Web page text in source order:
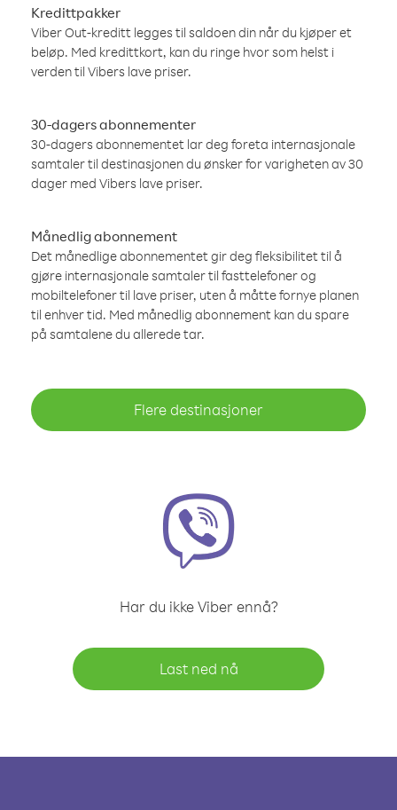
Kredittpakker
Viber Out-kreditt legges til saldoen din når du kjøper et
beløp. Med kredittkort, kan du ringe hvor som helst i
verden til Vibers lave priser.
30-dagers abonnementer
30-dagers abonnementet lar deg foreta internasjonale
samtaler til destinasjonen du ønsker for varigheten av 30
dager med Vibers lave priser.
Månedlig abonnement
Det månedlige abonnementet gir deg fleksibilitet til å
gjøre internasjonale samtaler til fasttelefoner og
mobiltelefoner til lave priser, uten å måtte fornye planen
til enhver tid. Med månedlig abonnement kan du spare
på samtalene du allerede tar.
Flere destinasjoner
Har du ikke Viber ennå?
Last ned nå